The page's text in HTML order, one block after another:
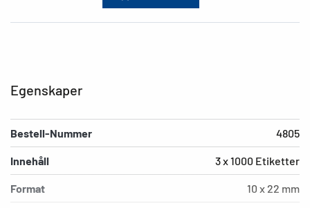
Egenskaper
Bestell-Nummer 4805
Innehåll 3 x 1000 Etiketter
Format 10 x 22 mm